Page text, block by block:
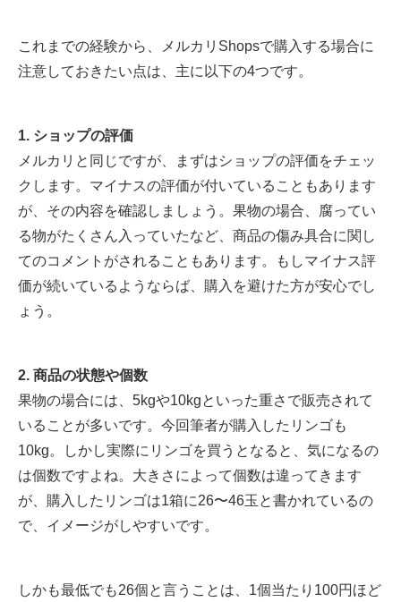
これまでの経験から、メルカリShopsで購入する場合に
注意しておきたい点は、主に以下の4つです。
1. ショップの評価
メルカリと同じですが、まずはショップの評価をチェッ
クします。マイナスの評価が付いていることもあります
が、その内容を確認しましょう。果物の場合、腐ってい
る物がたくさん入っていたなど、商品の傷み具合に関し
てのコメントがされることもあります。もしマイナス評
価が続いているようならば、購入を避けた方が安心でし
ょう。
2. 商品の状態や個数
果物の場合には、5kgや10kgといった重さで販売されて
いることが多いです。今回筆者が購入したリンゴも
10kg。しかし実際にリンゴを買うとなると、気になるの
は個数ですよね。大きさによって個数は違ってきます
が、購入したリンゴは1箱に26〜46玉と書かれているの
で、イメージがしやすいです。
しかも最低でも26個と言うことは、1個当たり100円ほど